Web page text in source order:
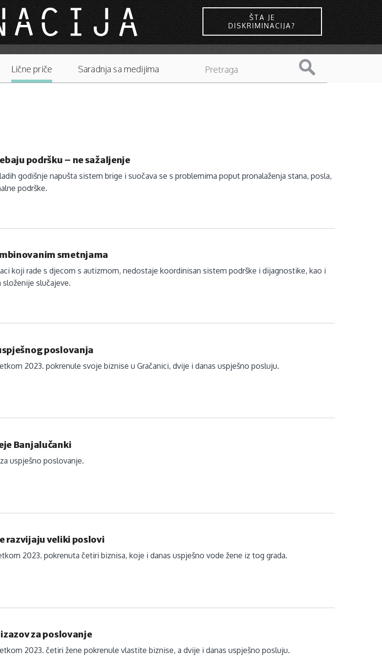
ŠTA JE
DISKRIMINACIJA?
Lične priče Saradnja sa medijima
podršku – ne sažaljenje
godišnje napušta sistem brige i suočava se s problemima poput pronalaženja stana, posla,
podrške.
smetnjama
koji rade s djecom s autizmom, nedostaje koordinisan sistem podrške i dijagnostike, kao i
slučajeve.
poslovanja
2023. pokrenule svoje biznise u Gračanici, dvije i danas uspješno posluju.
Banjalučanki
uspješno poslovanje.
razvijaju veliki poslovi
2023. pokrenuta četiri biznisa, koje i danas uspješno vode žene iz tog grada.
za poslovanje
2023. četiri žene pokrenule vlastite biznise, a dvije i danas uspješno posluju.